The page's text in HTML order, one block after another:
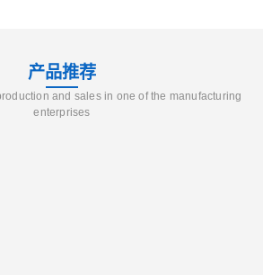
产品推荐
and sales in one of the manufacturing
enterprises